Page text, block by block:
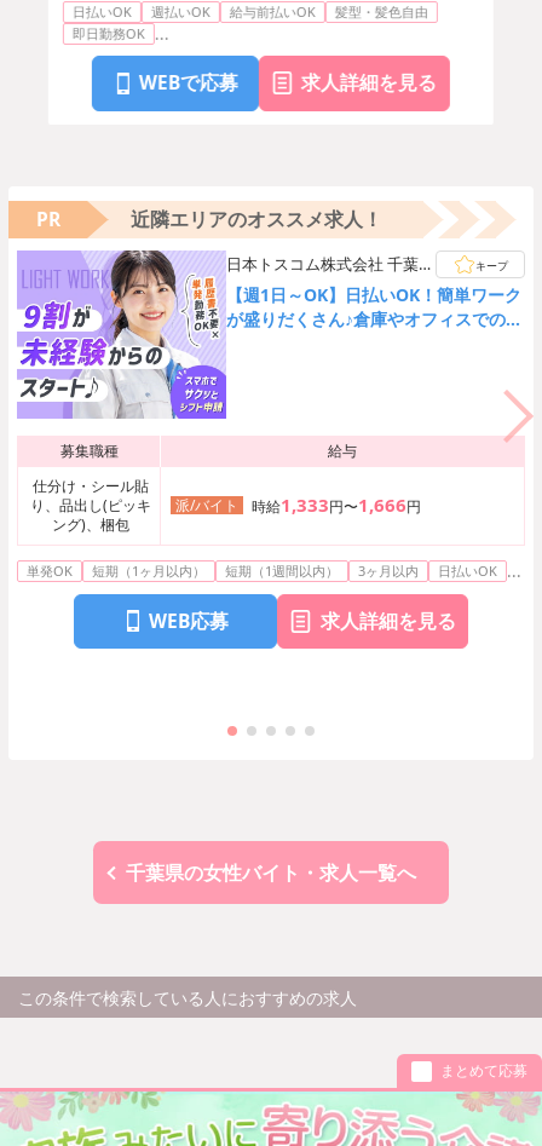
日払いOK 週払いOK 給与前払いOK
髪型・髪色自由
即日勤務OK ...
WEBで応募 求人詳細を見る
PR 近隣エリアのオススメ求人！
日本トスコム株式会社 千葉支
店/nt109
キープ
【週1日～OK】日払いOK！簡単ワーク
が盛りだくさん♪倉庫やオフィスでの軽
募集職種
給与
仕分け・シール貼
り、品出し(ピッキ
ング)、梱包
派/バイト 時給1,333円〜1,666円
単発OK 短期（1ヶ月以内） 短期（1週間以内） 3ヶ月以内 日払いOK ...
WEB応募 求人詳細を見る
千葉県の女性バイト・求人一覧へ
この条件で検索している人におすすめの求人
まとめて応募